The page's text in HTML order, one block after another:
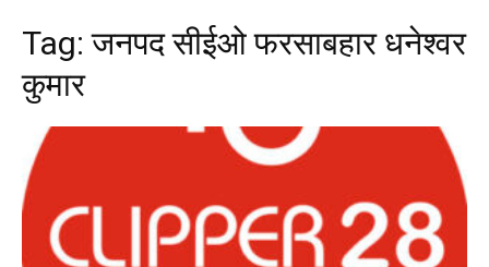
Tag:जनपद सीईओ फरसाबहार धनेश्वर
कुमार